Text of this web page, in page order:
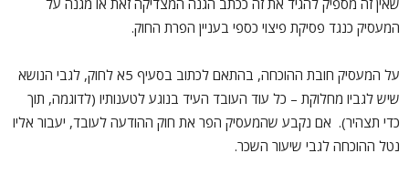
שאין זה מספיק להגיד את זה ככתב הגנה המצדיקה זאת או מגנה על
המעסיק כנגד פסיקת פיצוי כספי בעניין הפרת החוק.
על המעסיק חובת ההוכחה, בהתאם לכתוב בסעיף 5א לחוק, לגבי הנושא
שיש לגביו מחלוקת – כל עוד העובד העיד בנוגע לטענותיו (לדוגמה, תוך
כדי תצהיר). אם נקבע שהמעסיק הפר את חוק ההודעה לעובד, יעבור אליו
נטל ההוכחה לגבי שיעור השכר.